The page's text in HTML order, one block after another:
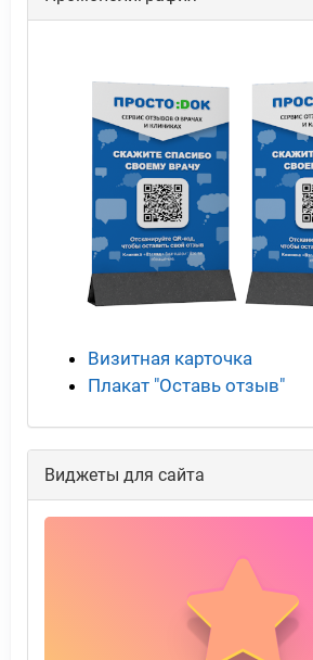
Визитная карточка
Плакат "Оставь отзыв"
Виджеты для сайта